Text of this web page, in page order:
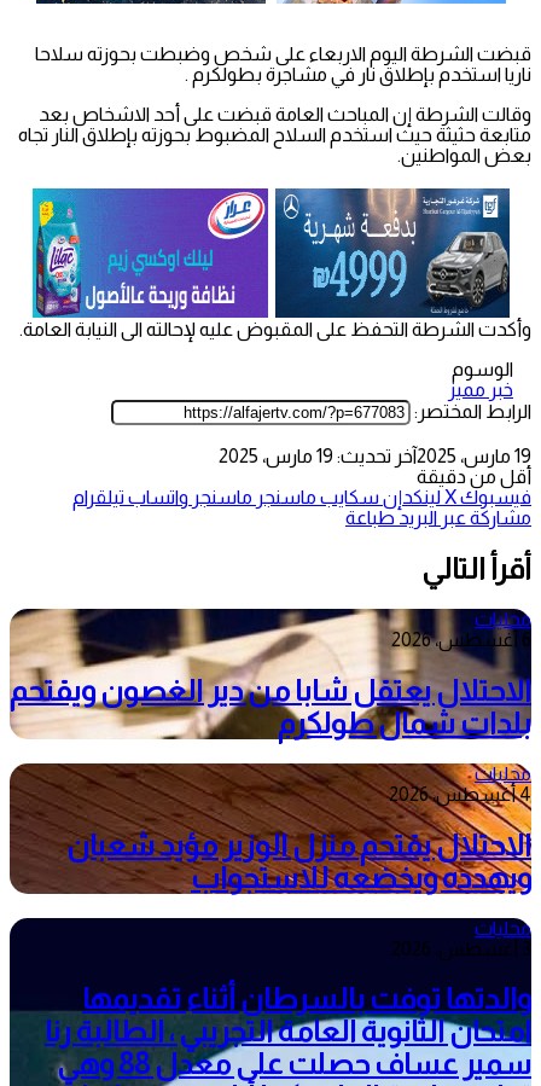
قبضت الشرطة اليوم الاربعاء على شخص وضبطت بحوزته سلاحا
ناريا استخدم بإطلاق نار في مشاجرة بطولكرم .
وقالت الشرطة إن المباحث العامة قبضت على أحد الاشخاص بعد
متابعة حثيثة حيث استخدم السلاح المضبوط بحوزته بإطلاق النار تجاه
بعض المواطنين.
وأكدت الشرطة التحفظ على المقبوض عليه لإحالته الى النيابة العامة.
الوسوم
خبر مميز
الرابط المختصر:
19 مارس، 2025
آخر تحديث: 19 مارس، 2025
أقل من دقيقة
فيسبوك‫Xلينكدإن سكايب ماسنجر ماسنجر واتساب تيلقرام
مشاركة عبر البريد طباعة
أقرأ التالي
محليات
6 أغسطس، 2026
الاحتلال يعتقل شابا من دير الغصون ويقتحم
بلدات شمال طولكرم
محليات
4 أغسطس، 2026
الاحتلال يقتحم منزل الوزير مؤيد شعبان
ويهدده ويخضعه للاستجواب
محليات
3 أغسطس، 2026
والدتها توفت بالسرطان أثناء تقديمها
امتحان الثانوية العامة التجريبي ، الطالبة رنا
سمير عساف حصلت على معدل 88 وهي